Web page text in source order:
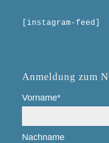
[instagram-feed]
Anmeldung zum
Vorname*
Nachname